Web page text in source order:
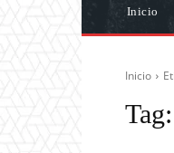
Inicio
Inicio
Tag: